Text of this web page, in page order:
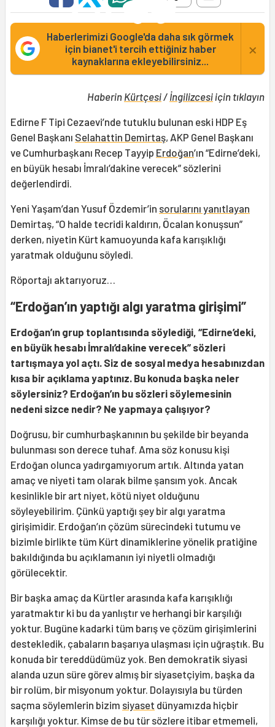
Haberlerimizi Google'da daha sık görmek
için bianet'i tercih ettiğiniz haber
kaynaklarına ekleyebilirsiniz...
×
Haberin Kürtçesi / İngilizcesi için tıklayın
Edirne F Tipi Cezaevi’nde tutuklu bulunan eski HDP Eş
Genel Başkanı Selahattin Demirtaş, AKP Genel Başkanı
ve Cumhurbaşkanı Recep Tayyip Erdoğan’ın “Edirne’deki,
en büyük hesabı İmralı’dakine verecek” sözlerini
değerlendirdi.
Yeni Yaşam’dan Yusuf Özdemir’in sorularını yanıtlayan
Demirtaş, “O halde tecridi kaldırın, Öcalan konuşsun”
derken, niyetin Kürt kamuoyunda kafa karışıklığı
yaratmak olduğunu söyledi.
Röportajı aktarıyoruz…
“Erdoğan’ın yaptığı algı yaratma girişimi”
Erdoğan’ın grup toplantısında söylediği, “Edirne’deki,
en büyük hesabı İmralı’dakine verecek” sözleri
tartışmaya yol açtı. Siz de sosyal medya hesabınızdan
kısa bir açıklama yaptınız. Bu konuda başka neler
söylersiniz? Erdoğan’ın bu sözleri söylemesinin
nedeni sizce nedir? Ne yapmaya çalışıyor?
Doğrusu, bir cumhurbaşkanının bu şekilde bir beyanda
bulunması son derece tuhaf. Ama söz konusu kişi
Erdoğan olunca yadırgamıyorum artık. Altında yatan
amaç ve niyeti tam olarak bilme şansım yok. Ancak
kesinlikle bir art niyet, kötü niyet olduğunu
söyleyebilirim. Çünkü yaptığı şey bir algı yaratma
girişimidir. Erdoğan’ın çözüm sürecindeki tutumu ve
bizimle birlikte tüm Kürt dinamiklerine yönelik pratiğine
bakıldığında bu açıklamanın iyi niyetli olmadığı
görülecektir.
Bir başka amaç da Kürtler arasında kafa karışıklığı
yaratmaktır ki bu da yanlıştır ve herhangi bir karşılığı
yoktur. Bugüne kadarki tüm barış ve çözüm girişimlerini
destekledik, çabaların başarıya ulaşması için uğraştık. Bu
konuda bir tereddüdümüz yok. Ben demokratik siyasi
alanda uzun süre görev almış bir siyasetçiyim, başka da
bir rolüm, bir misyonum yoktur. Dolayısıyla bu türden
saçma söylemlerin bizim siyaset dünyamızda hiçbir
karşılığı yoktur. Kimse de bu tür sözlere itibar etmemeli,